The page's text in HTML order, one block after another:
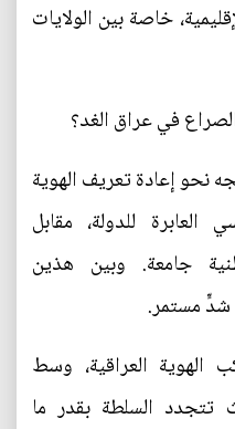
خاصة بين الولايات
في عراق الغد؟
نحو إعادة تعريف الهوية
العابرة للدولة، مقابل
جامعة. وبين هذين
شدٍّ مستمر.
العراقية، وسط
تتجدد السلطة بقدر ما